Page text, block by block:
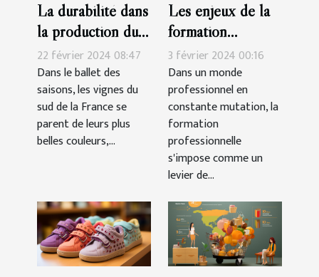
La durabilité dans
la production du
vin rosé Côtes-
de-Provence
22 février 2024 08:47
Dans le ballet des
saisons, les vignes du
sud de la France se
parent de leurs plus
belles couleurs,...
Les enjeux de la
formation
professionnelle
pour les seniors
3 février 2024 00:16
Dans un monde
professionnel en
constante mutation, la
formation
professionnelle
s'impose comme un
levier de...